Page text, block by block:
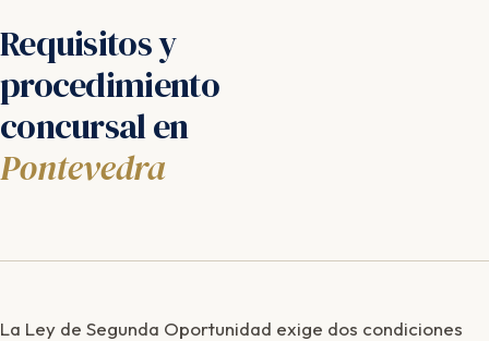
Requisitos y
procedimiento
concursal en
Pontevedra
La Ley de Segunda Oportunidad exige dos condiciones